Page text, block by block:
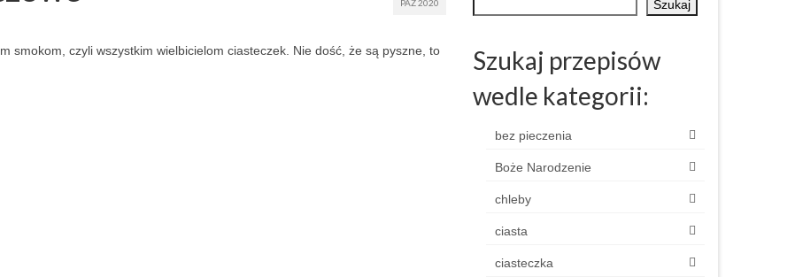
PAŹ 2020
smokom, czyli wszystkim wielbicielom ciasteczek. Nie dość, że są pyszne, to
Szukaj
Szukaj przepisów
wedle kategorii:
bez pieczenia
Boże Narodzenie
chleby
ciasta
ciasteczka